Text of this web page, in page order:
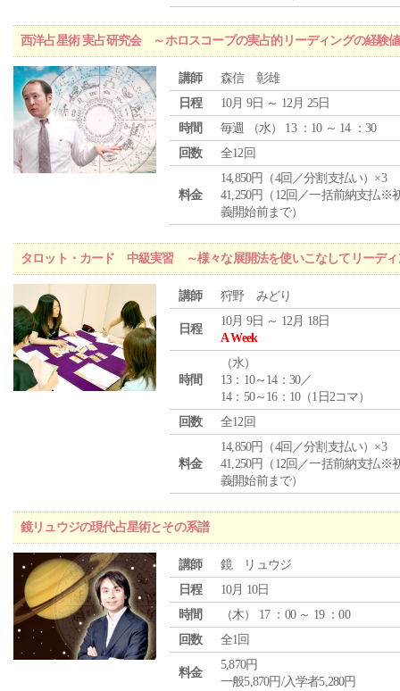
西洋占星術 実占研究会 ～ホロスコープの実占的リーディングの経験
講師
森信 彰雄
日程
10月 9日 ～ 12月 25日
時間
毎週 （水） 13 ：10 ～ 14 ：30
回数
全12回
料金
14,850円（4回／分割支払い）×3
41,250円（12回／一括前納支払※
義開始前まで）
タロット・カード 中級実習 ～様々な展開法を使いこなしてリーディ
講師 狩野 みどり
日程
10月 9日 ～ 12月 18日
A Week
時間
（水）
13：10～14：30／
14：50～16：10（1日2コマ）
回数
全12回
料金
14,850円（4回／分割支払い）×3
41,250円（12回／一括前納支払※
義開始前まで）
鏡リュウジの現代占星術とその系譜
講師
鏡 リュウジ
日程
10月 10日
時間
（木） 17 ：00 ～ 19 ：00
回数
全1回
料金
5,870円
一般5,870円/入学者5,280円